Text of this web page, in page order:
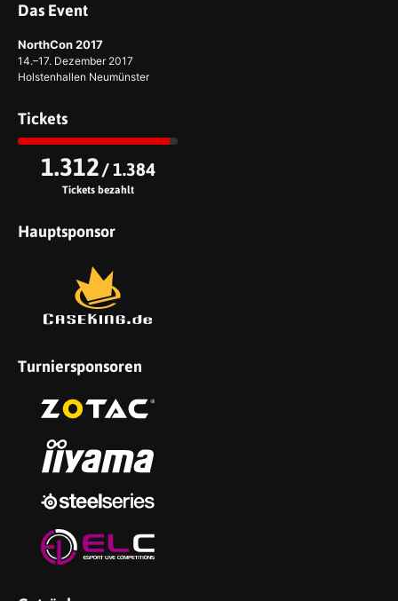
Das Event
NorthCon 2017
14.–17. Dezember 2017
Holstenhallen Neumünster
Tickets
1.312/ 1.384
Tickets bezahlt
Hauptsponsor
Turniersponsoren